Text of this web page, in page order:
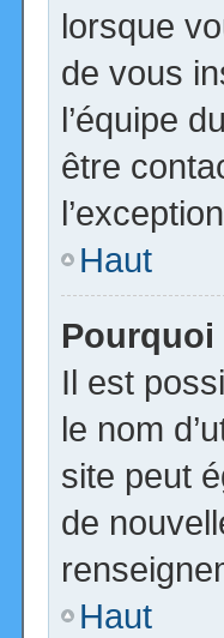
lorsque
de vous
l’équipe
être
Haut
Pourquoi
Il est
le nom
site peut
de
Haut